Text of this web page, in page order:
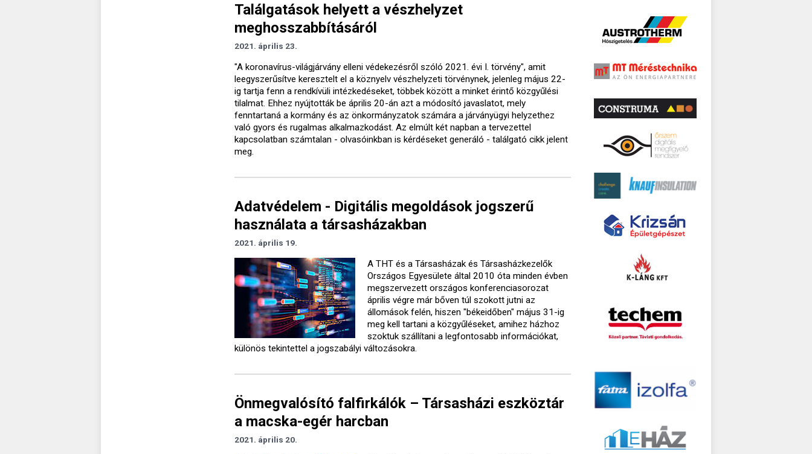
Találgatások helyett a vészhelyzet
meghosszabbításáról
2021. április 23.
"A koronavírus-világjárvány elleni védekezésről szóló 2021. évi I. törvény", amit
leegyszerűsítve keresztelt el a köznyelv vészhelyzeti törvénynek, jelenleg május 22-
ig tartja fenn a rendkívüli intézkedéseket, többek között a minket érintő közgyűlési
tilalmat. Ehhez nyújtották be április 20-án azt a módosító javaslatot, mely
fenntartaná a kormány és az önkormányzatok számára a járványügyi helyzethez
való gyors és rugalmas alkalmazkodást. Az elmúlt két napban a tervezettel
kapcsolatban számtalan - olvasóinkban is kérdéseket generáló - találgató cikk jelent
meg.
Adatvédelem - Digitális megoldások jogszerű
használata a társasházakban
2021. április 19.
A THT és a Társasházak és Társasházkezelők
Országos Egyesülete által 2010 óta minden évben
megszervezett országos konferenciasorozat
április végre már bőven túl szokott jutni az
állomások felén, hiszen "békeidőben" május 31-ig
meg kell tartani a közgyűléseket, amihez házhoz
szoktuk szállítani a legfontosabb információkat,
különös tekintettel a jogszabályi változásokra.
Önmegvalósító falfirkálók – Társasházi eszköztár
a macska-egér harcban
2021. április 20.